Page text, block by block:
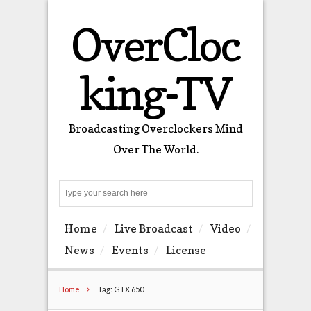
OverCloc
king-TV
Broadcasting Overclockers Mind
Over The World.
Home Live Broadcast
Video
News
Events License
Home Tag: GTX 650